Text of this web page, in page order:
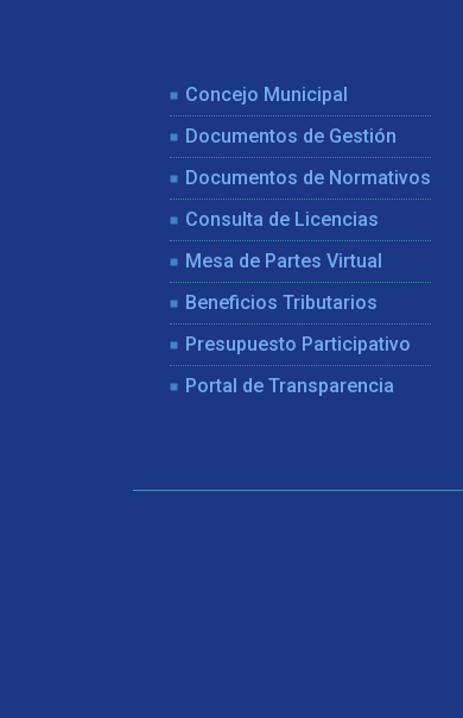
Concejo Municipal
Documentos de Gestión
Documentos de Normativos
Consulta de Licencias
Mesa de Partes Virtual
Beneficios Tributarios
Presupuesto Participativo
Portal de Transparencia